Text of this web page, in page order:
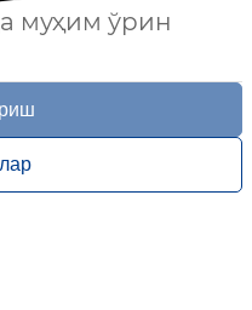
муҳим ўрин